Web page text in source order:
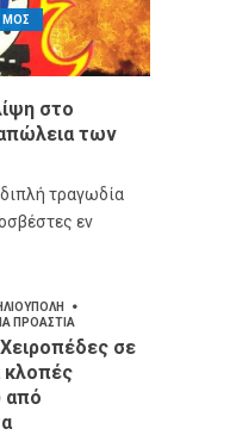
στο
των
τραγωδία
εν
ΠΡΟΑΣΤΙΑ
σε
κλοπές
από